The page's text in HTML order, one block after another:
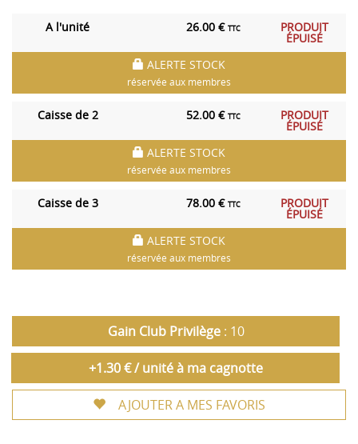
A l'unité 26.00 €TTC PRODUIT
ÉPUISÉ
ALERTE STOCK
réservée aux membres
Caisse de 2 52.00 €TTC PRODUIT
ÉPUISÉ
ALERTE STOCK
réservée aux membres
Caisse de 3 78.00 €TTC PRODUIT
ÉPUISÉ
ALERTE STOCK
réservée aux membres
Gain Club Privilège: 10
+1.30 € / unité à ma cagnotte
AJOUTER A MES FAVORIS